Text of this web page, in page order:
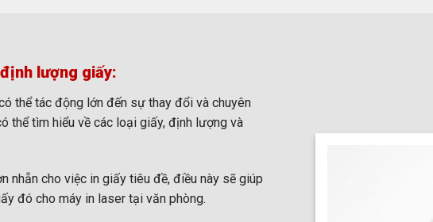
lượng giấy:
thể tác động lớn đến sự thay đổi và chuyên
thể tìm hiểu về các loại giấy, định lượng và
nhẵn cho việc in giấy tiêu đề, điều này sẽ giúp
đó cho máy in laser tại văn phòng.